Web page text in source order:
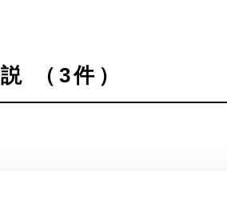
（3件）